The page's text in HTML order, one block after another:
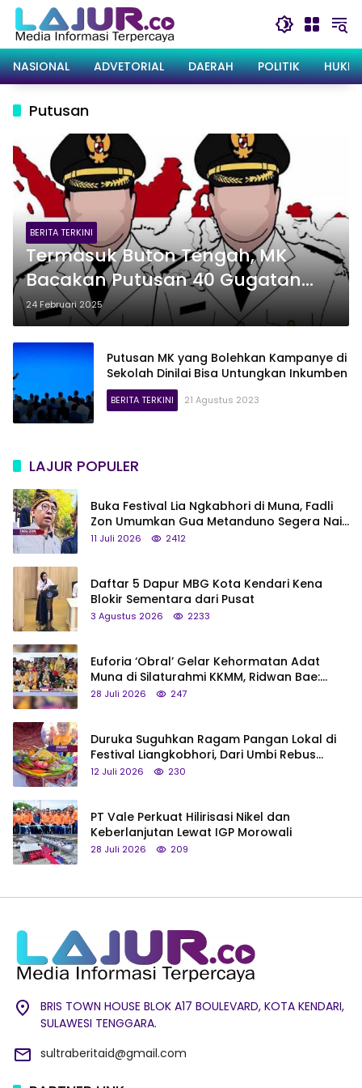
Langsung
konten
NASIONAL
ADVETORIAL DAERAH POLITIK
Putusan
BERITA TERKINI
Termasuk Buton Tengah, MK
Bacakan Putusan 40 Gugatan
Hasil Pilkada Hari ini
24 Februari 2025
Putusan MK yang Bolehkan Kampanye di
Sekolah Dinilai Bisa Untungkan Inkumben
BERITA TERKINI 21 Agustus 2023
LAJUR POPULER
Buka Festival Lia Ngkabhori di Muna, Fadli
Zon Umumkan Gua Metanduno Segera Naik
Status Jadi Cagar Budaya Nasional
11 Juli 2026 2412
Daftar 5 Dapur MBG Kota Kendari Kena
Blokir Sementara dari Pusat
3 Agustus 2026 2233
Euforia ‘Obral’ Gelar Kehormatan Adat
Muna di Silaturahmi KKMM, Ridwan Bae:
Saya Bukan Tipe Begitu, Belum Pantas!
28 Juli 2026 247
Duruka Suguhkan Ragam Pangan Lokal di
Festival Liangkobhori, Dari Umbi Rebus
hingga Tumpeng Beras Muna
12 Juli 2026 230
PT Vale Perkuat Hilirisasi Nikel dan
Keberlanjutan Lewat IGP Morowali
28 Juli 2026 209
BRIS TOWN HOUSE BLOK A17 BOULEVARD, KOTA KENDARI,
SULAWESI TENGGARA.
sultraberitaid@gmail.com